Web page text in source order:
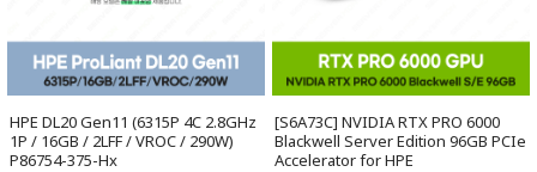
HPE DL20 Gen11 (6315P 4C 2.8GHz
1P / 16GB / 2LFF / VROC / 290W)
P86754-375-Hx
[S6A73C] NVIDIA RTX PRO 6000
Blackwell Server Edition 96GB PCIe
Accelerator for HPE